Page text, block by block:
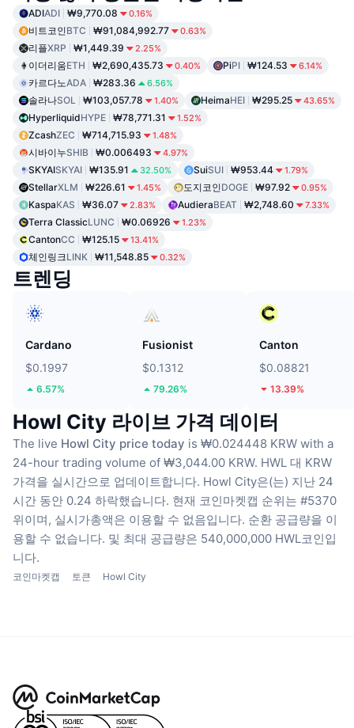
ADIADI ₩9,770.08 0.16%
비트코인BTC ₩91,084,992.77 0.63%
리플XRP ₩1,449.39 2.25%
이더리움ETH ₩2,690,435.73 0.40% PiPI ₩124.53 6.14%
카르다노ADA ₩283.36 6.56%
솔라나SOL ₩103,057.78 1.40% HeimaHEI ₩295.25 43.65%
HyperliquidHYPE ₩78,771.31 1.52%
ZcashZEC ₩714,715.93 1.48%
시바이누SHIB ₩0.006493 4.97%
SKYAISKYAI ₩135.91 32.50% SuiSUI ₩953.44 1.79%
StellarXLM ₩226.61 1.45% 도지코인DOGE ₩97.92 0.95%
KaspaKAS ₩36.07 2.83% AudieraBEAT ₩2,748.60 7.33%
Terra ClassicLUNC ₩0.06926 1.23%
CantonCC ₩125.15 13.41%
체인링크LINK ₩11,548.85 0.32%
트렌딩
Cardano
$0.1997
6.57%
Fusionist
$0.1312
79.26%
Canton
$0.08821
13.39%
Howl City 라이브 가격 데이터
The live Howl City price today is ₩0.024448 KRW with a
24-hour trading volume of ₩3,044.00 KRW. HWL 대 KRW
가격을 실시간으로 업데이트합니다. Howl City은(는) 지난 24
시간 동안 0.24 하락했습니다. 현재 코인마켓캡 순위는 #5370
위이며, 실시가총액은 이용할 수 없음입니다. 순환 공급량을 이
용할 수 없습니다. 및 최대 공급량은 540,000,000 HWL코인입
니다.
코인마켓캡 토큰 Howl City